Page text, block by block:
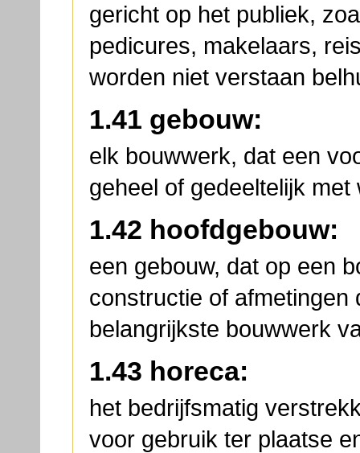
gericht op het publiek,
pedicures, makelaars,
worden niet verstaan
1.41 gebouw:
elk bouwwerk, dat een
geheel of gedeeltelijk
1.42 hoofdgebouw:
een gebouw, dat op een
constructie of afmetingen
belangrijkste bouwwerk
1.43 horeca:
het bedrijfsmatig
voor gebruik ter plaatse